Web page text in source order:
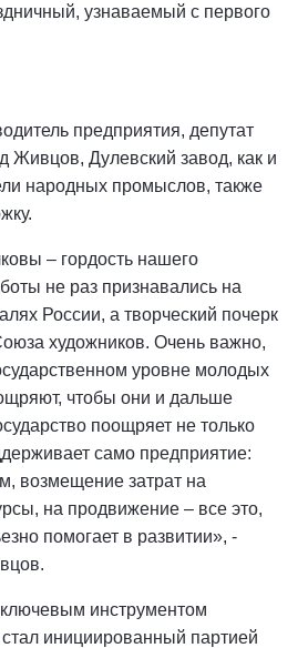
узнаваемый с первого
предприятия, депутат
Живцов, Дулевский завод, как и
народных промыслов, также
– гордость нашего
не раз признавались на
России, а творческий почерк
художников. Очень важно,
уровне молодых
чтобы они и дальше
поощряет не только
само предприятие:
возмещение затрат на
на продвижение – все это,
помогает в развитии», -
инструментом
инициированный партией